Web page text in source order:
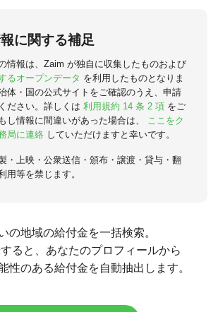
に関する補足
情報は、Zaim が独自に収集したものおよび
るオープンデータ を利用したものとなりま
体・国の公式サイトをご確認のうえ、申請
ださい。詳しくは 利用規約 14 条 2 項 をご
し情報に間違いがあった場合は、
ここをク
局に連絡 していただけますと幸いです。
・上映・公衆送信・頒布・譲渡・貸与・翻
用等を禁じます。
の地域の給付金を一括検索。
ると、あなたのプロフィールから
性のある給付金を自動抽出します。